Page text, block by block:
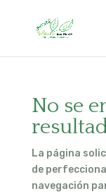
No se
La página
de
navegación